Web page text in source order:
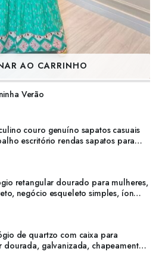
AO CARRINHO
Verão
couro genuíno sapatos casuais
escritório rendas sapatos para
de casamento
retangular dourado para mulheres,
negócio esqueleto simples, íon
regulador de caixa de presente,
de quartzo com caixa para
dourada, galvanizada, chapeamento
estilo lindo, quente, novo, 2024